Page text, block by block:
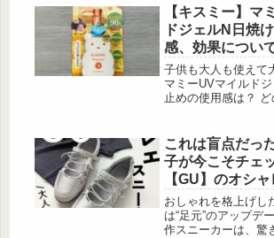
インに注目です！ SNOOPY BEAGLE
SCOUTS 軽くて丈
ェア BOOK・
SCOUTS レジャーシ
典:beautyまとめ 付録：SNOOPY
BEAGLE SCOUTS[
【キスミー】マ
ドジェルN日焼
感、効果につい
す！
子供も大人も使えて
マミーUVマイルド
止めの使用感は？ ど
くった無添加UVシ
感なお肌を […]
これは盲点だっ
子が今こそチェ
【GU】のオシ
♡
おしゃれを格上げし
は“足元”のアップデ
作スニーカーは、驚